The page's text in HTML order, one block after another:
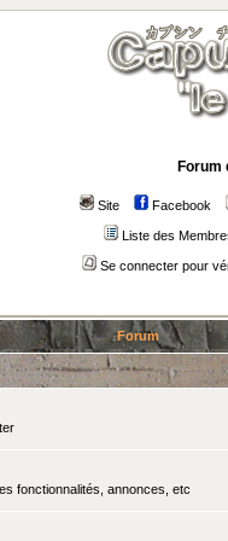
Forum
Site Facebook
Liste des
Se connecter pour
Forum
fonctionnalités, annonces, etc